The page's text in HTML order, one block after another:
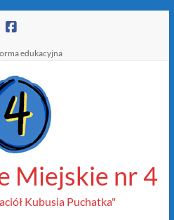
edukacyjna
Miejskie nr 4
Kubusia Puchatka"